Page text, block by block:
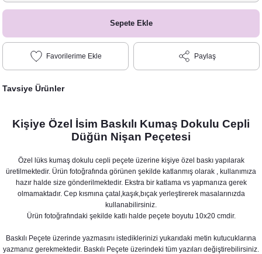
Sepete Ekle
Paylaş
Tavsiye Ürünler
Kişiye Özel İsim Baskılı Kumaş Dokulu Cepli
Düğün Nişan Peçetesi
Özel lüks kumaş dokulu cepli peçete üzerine kişiye özel baskı yapılarak
üretilmektedir. Ürün fotoğrafında görünen şekilde katlanmış olarak , kullanımıza
hazır halde size gönderilmektedir. Ekstra bir katlama vs yapmanıza gerek
olmamaktadır. Cep kısmına çatal,kaşık,bıçak yerleştirerek masalarınızda
kullanabilirsiniz.
Ürün fotoğrafındaki şekilde katlı halde peçete boyutu 10x20 cmdir.
Baskılı Peçete üzerinde yazmasını istediklerinizi yukarıdaki metin kutucuklarına
yazmanız gerekmektedir. Baskılı Peçete üzerindeki tüm yazıları değiştirebilirsiniz.